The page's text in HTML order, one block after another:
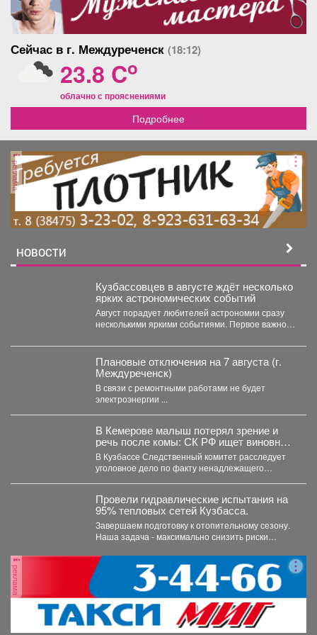
Сейчас в г. Междуреченск (18:12)
23.8 Co
облачно с прояснениями
Подробнее
реклама
НОВОСТИ
Кузбассовцев в августе ждёт несколько
ярких астрономических событий
Август порадует любителей астрономии сразу
несколькими яркими событиями. Первое важное
Плановые отключения на 7 августа (г.
Междуреченск)
В связи с ремонтными работами не будет
электроэнергии ...
В Кемерове малыш потерял зрение и
речь после комы: СК РФ ищет виновных
в искалеченном детстве
В Кузбассе Следственный комитет расследует
уголовное дело по факту ненадлежащего
Провели гидравлические испытания на
95% тепловых сетей Кузбасса.
Завершаем подготовку к отопительному сезону.
Наша задача - максимально снизить риски
реклама